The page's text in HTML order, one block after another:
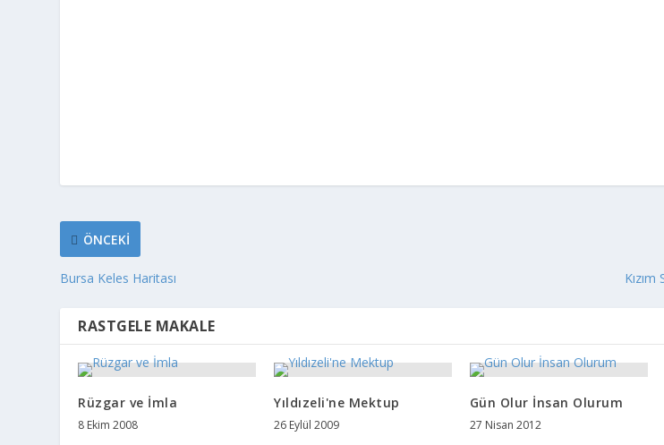
ÖNCEKI
Bursa Keles Haritası
RASTGELE MAKALE
Rüzgar ve İmla
8 Ekim 2008
Yıldızeli'ne Mektup
26 Eylül 2009
Gün Olur İnsan Olurum
27 Nisan 2012